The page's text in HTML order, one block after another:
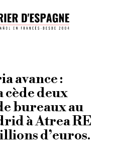
avance :
cède deux
bureaux au
à Atrea RE
d’euros.